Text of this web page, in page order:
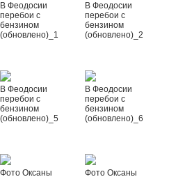
В Феодосии
перебои с
бензином
(обновлено)_1
В Феодосии
перебои с
бензином
(обновлено)_2
В Феодосии
перебои с
бензином
(обновлено)_5
В Феодосии
перебои с
бензином
(обновлено)_6
Фото Оксаны
Фото Оксаны